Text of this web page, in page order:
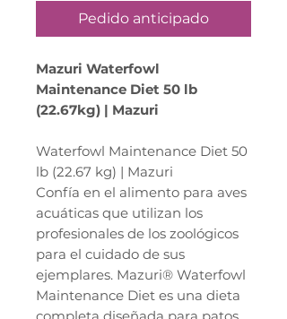
Pedido anticipado
Mazuri Waterfowl
Maintenance Diet 50 lb
(22.67kg) | Mazuri
Waterfowl Maintenance Diet 50
lb (22.67 kg) | Mazuri
Confía en el alimento para aves
acuáticas que utilizan los
profesionales de los zoológicos
para el cuidado de sus
ejemplares. Mazuri® Waterfowl
Maintenance Diet es una dieta